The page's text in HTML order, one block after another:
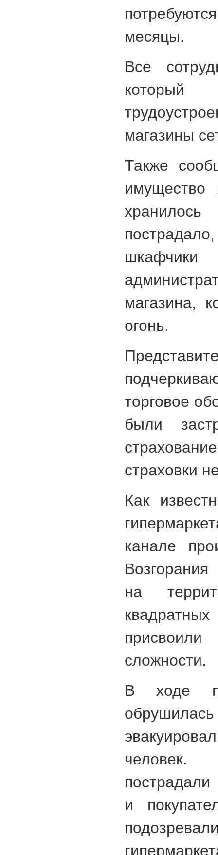
месяцы.
Все
который
магазины
Также
имущество
магазина,
огонь.
торговое
были
страховки
Как
канале
на
сложности.
В ходе
человек.
пострадали
и